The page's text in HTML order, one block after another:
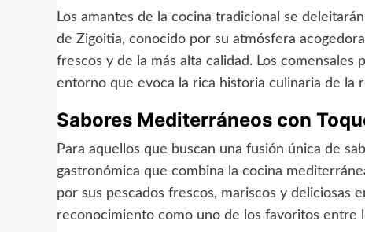
Los amantes de la cocina tradicional se
de Zigoitia, conocido por su atmósfera
frescos y de la más alta calidad. Los
entorno que evoca la rica historia culinaria de la
Sabores Mediterráneos con
Para aquellos que buscan una fusión única de
gastronómica que combina la cocina
por sus pescados frescos, mariscos y deliciosas
reconocimiento como uno de los favoritos entre